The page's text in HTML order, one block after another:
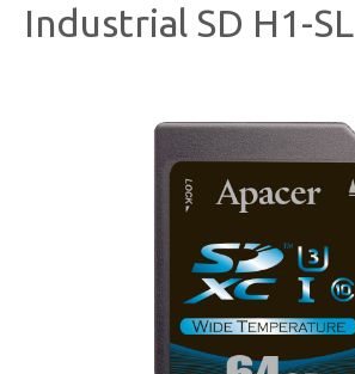
Industrial SD H1-SL